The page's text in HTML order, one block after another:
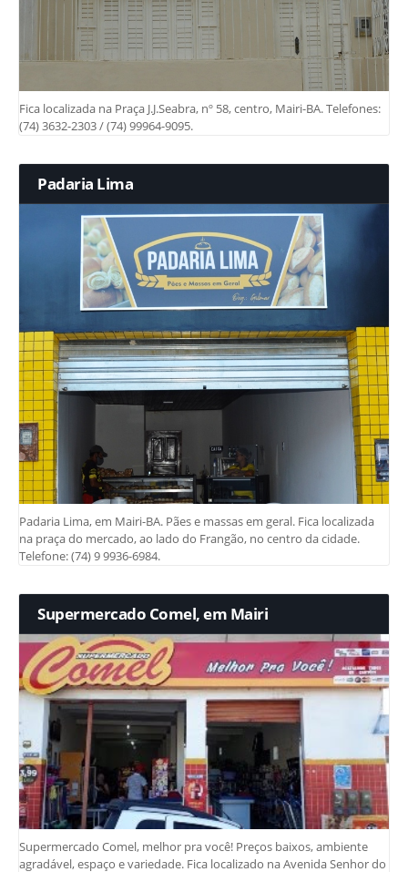
Fica localizada na Praça J.J.Seabra, nº 58, centro, Mairi-BA. Telefones:
(74) 3632-2303 / (74) 99964-9095.
Padaria Lima
Padaria Lima, em Mairi-BA. Pães e massas em geral. Fica localizada
na praça do mercado, ao lado do Frangão, no centro da cidade.
Telefone: (74) 9 9936-6984.
Supermercado Comel, em Mairi
Supermercado Comel, melhor pra você! Preços baixos, ambiente
agradável, espaço e variedade. Fica localizado na Avenida Senhor do